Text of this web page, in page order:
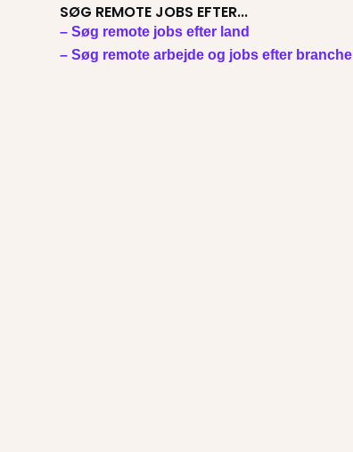
SØG REMOTE JOBS EFTER...
– Søg remote jobs efter land
– Søg remote arbejde og jobs efter branche